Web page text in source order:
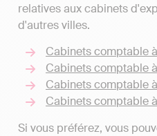
relatives aux cabinets
d'autres villes.
Cabinets comptable
Cabinets comptable
Cabinets comptable
Cabinets comptable
Si vous préférez, vous